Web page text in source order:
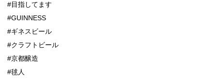
#目指してます
#GUINNESS
#ギネスビール
#クラフトビール
#京都醸造
#毬人